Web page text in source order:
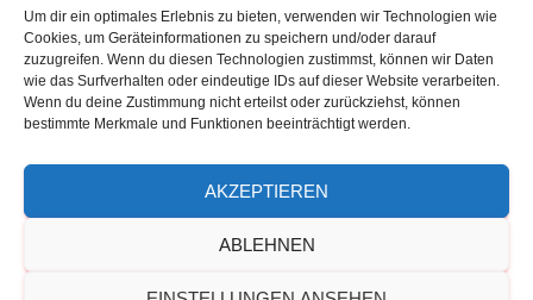
Um dir ein optimales Erlebnis zu bieten, verwenden wir Technologien wie
Cookies, um Geräteinformationen zu speichern und/oder darauf
zuzugreifen. Wenn du diesen Technologien zustimmst, können wir Daten
wie das Surfverhalten oder eindeutige IDs auf dieser Website verarbeiten.
Wenn du deine Zustimmung nicht erteilst oder zurückziehst, können
bestimmte Merkmale und Funktionen beeinträchtigt werden.
AKZEPTIEREN
ABLEHNEN
Mittwoch: 08:00 - 11:00 Uhr
Samstag: 08:30 - 11:30 Uhr